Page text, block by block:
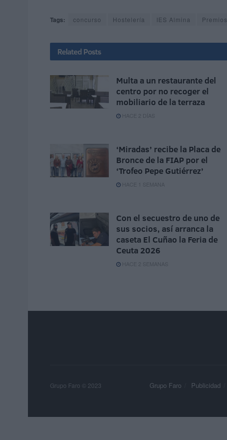
Tags: concurso Hostelería IES Almina Premios
Related Posts
Multa a un restaurante del
centro por no recoger el
mobiliario de la terraza
HACE 2 DÍAS
‘Miradas’ recibe la Placa de
Bronce de la FIAP por el
‘Trofeo Pepe Gutiérrez’
HACE 1 SEMANA
Con el secuestro de uno de
sus socios, así arranca la
caseta El Cuñao la Feria de
Ceuta 2026
HACE 2 SEMANAS
Grupo Faro Publicidad
Grupo Faro © 2023